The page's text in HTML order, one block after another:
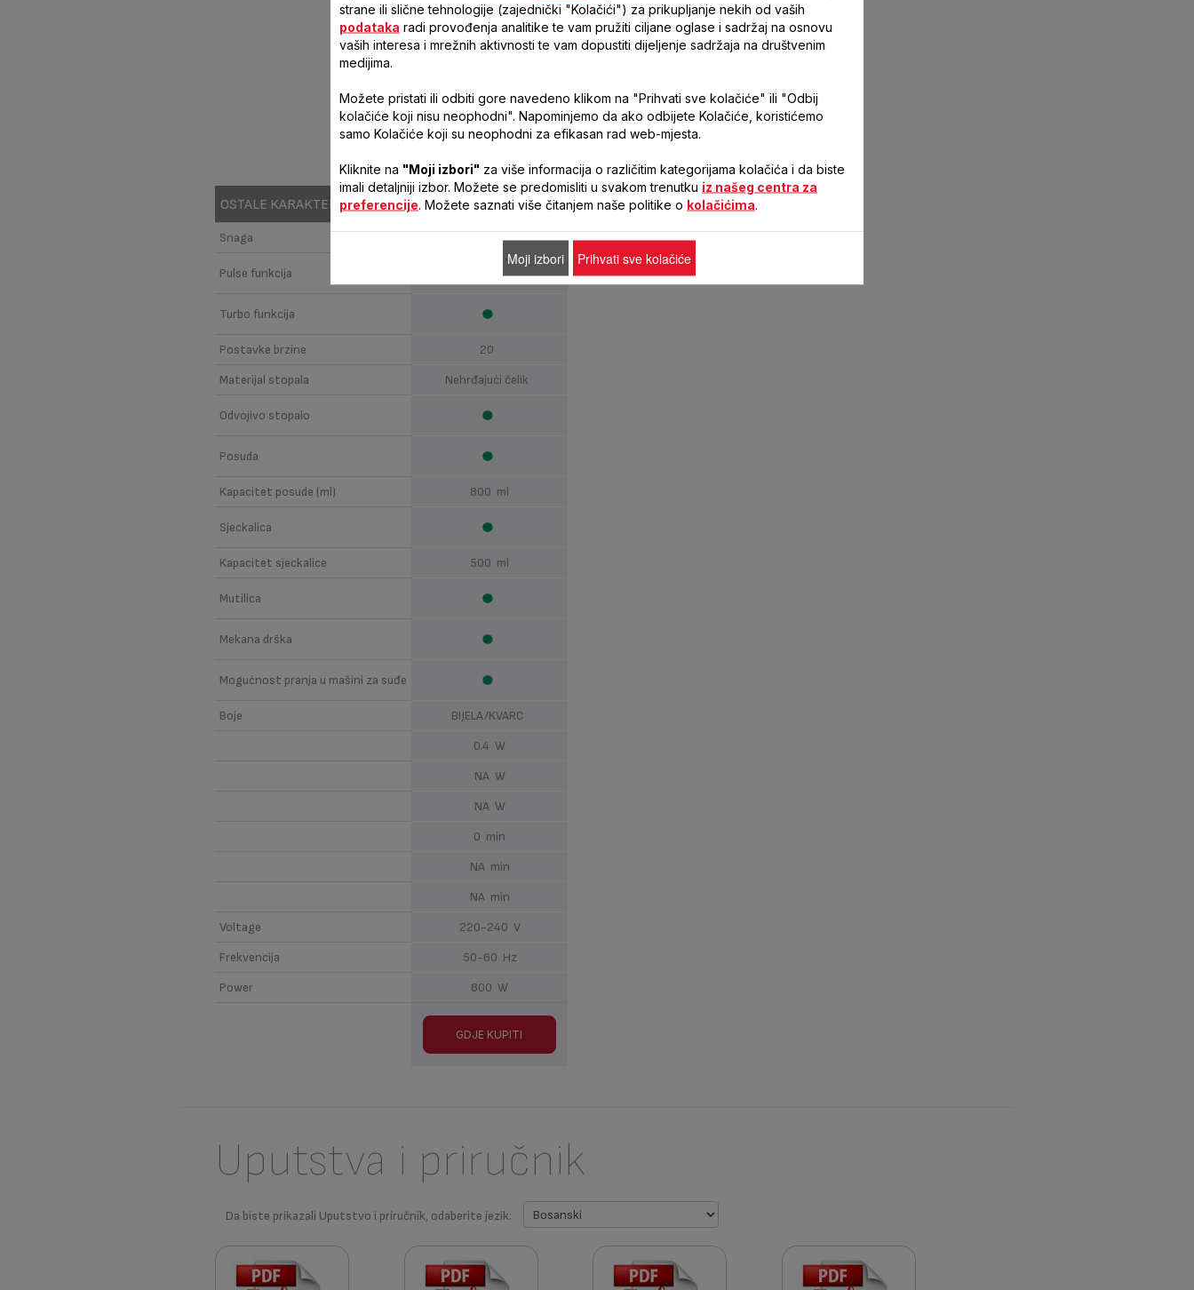
HB643138
OSTALE KARAKTERISTIKE
Snaga 800 W
Pulse funkcija
Turbo funkcija
Postavke brzine
20
Materijal stopala
Nehrđajući čelik
Odvojivo stopalo
Posuda
Kapacitet posude (ml) 800 ml
Sjeckalica
Kapacitet sjeckalice 500 ml
Mutilica
Mekana drška
Mogućnost pranja u mašini za suđe
Boje
BIJELA/KVARC
0.4 W
NA W
NA W
0 min
NA min
NA min
Voltage
220-240 V
Frekvencija
50-60 Hz
Power
800 W
GDJE KUPITI
Uputstva i priručnik
Da biste prikazali Uputstvo i priručnik, odaberite jezik:
strane ili slične tehnologije (zajednički "Kolačići") za prikupljanje nekih od vaših
podataka radi provođenja analitike te vam pružiti ciljane oglase i sadržaj na osnovu
vaših interesa i mrežnih aktivnosti te vam dopustiti dijeljenje sadržaja na društvenim
medijima.
Možete pristati ili odbiti gore navedeno klikom na "Prihvati sve kolačiće" ili "Odbij
kolačiće koji nisu neophodni". Napominjemo da ako odbijete Kolačiće, koristićemo
samo Kolačiće koji su neophodni za efikasan rad web-mjesta.
Kliknite na "Moji izbori" za više informacija o različitim kategorijama kolačića i da biste
imali detaljniji izbor. Možete se predomisliti u svakom trenutku iz našeg centra za
preferencije. Možete saznati više čitanjem naše politike o kolačićima.
Moji izbori Prihvati sve kolačiće